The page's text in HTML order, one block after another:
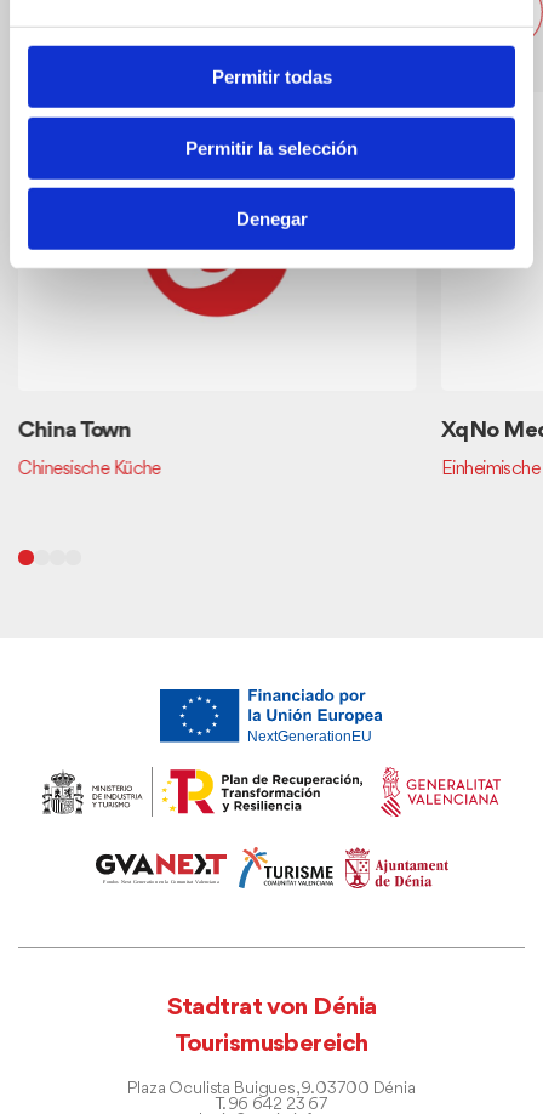
Permitir todas
Permitir la selección
Denegar
Restaurants
China Town
Chinesische Küche
XqNo
Stadtrat von Dénia
Tourismusbereich
Plaza Oculista Buigues, 9. 03700 Dénia
T. 96 642 23 67